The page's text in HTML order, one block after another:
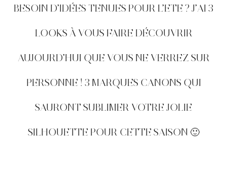
BESOIN D’IDÉES TENUES POUR L’ETE ? J’AI 3
LOOKS À VOUS FAIRE DÉCOUVRIR
AUJOURD’HUI QUE VOUS NE VERREZ SUR
PERSONNE ! 3 MARQUES CANONS QUI
SAURONT SUBLIMER VOTRE JOLIE
SILHOUETTE POUR CETTE SAISON 🙂